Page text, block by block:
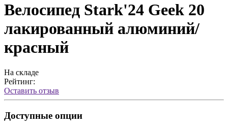
Велосипед Stark'24 Geek 20
лакированный алюминий/
красный
На складе
Рейтинг:
Оставить отзыв
Доступные опции